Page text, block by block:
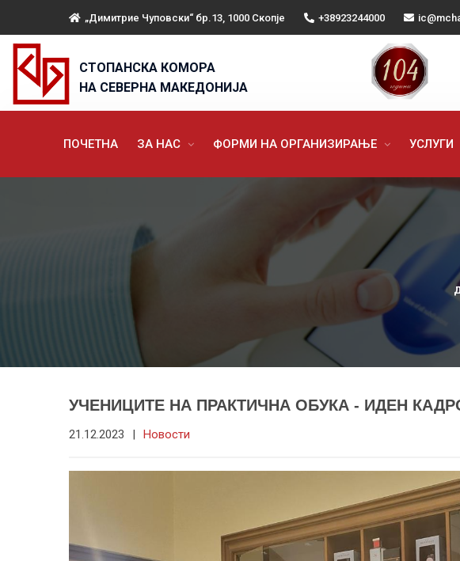
„Димитрие Чуповски“ бр.13, 1000 Скопје +38923244000
СТОПАНСКА КОМОРА
НА СЕВЕРНА МАКЕДОНИЈА
ПОЧЕТНА ЗА НАС ФОРМИ НА ОРГАНИЗИРАЊЕ УСЛУГИ
УЧЕНИЦИТЕ НА ПРАКТИЧНА ОБУКА - ИДЕН
21.12.2023 | Новости